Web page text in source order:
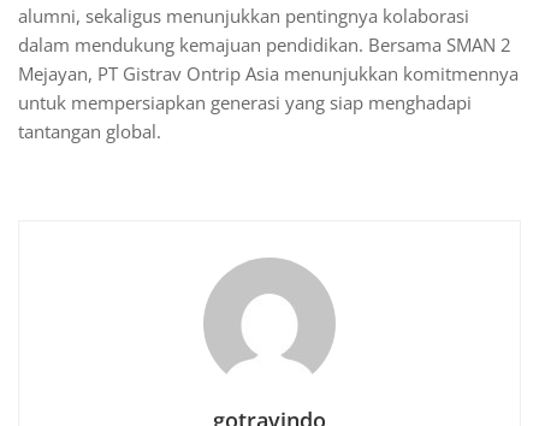
alumni, sekaligus menunjukkan pentingnya kolaborasi
dalam mendukung kemajuan pendidikan. Bersama SMAN 2
Mejayan, PT Gistrav Ontrip Asia menunjukkan komitmennya
untuk mempersiapkan generasi yang siap menghadapi
tantangan global.
gotravindo